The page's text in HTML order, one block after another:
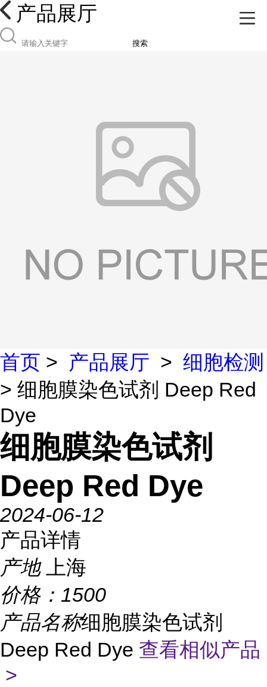
产品展厅
搜索
首页 > 产品展厅 > 细胞检测
> 细胞膜染色试剂 Deep Red
Dye
细胞膜染色试剂
Deep Red Dye
2024-06-12
产品详情
产地
上海
价格： 1500
产品名称细胞膜染色试剂
Deep Red Dye 查看相似产品
>